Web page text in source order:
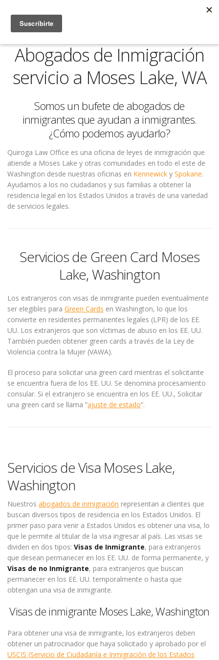
Abogados de Inmigración
servicio a Moses Lake, WA
Somos un bufete de abogados de
inmigrantes que ayudan a inmigrantes.
¿Cómo podemos ayudarlo?
Quiroga Law Office es una oficina de leyes de inmigración que
atiende a Moses Lake y otras comunidades en todo el este de
Washington desde nuestras oficinas en Kennewick y Spokane.
Ayudamos a los no ciudadanos y sus familias a obtener la
residencia legal en los Estados Unidos a través de una variedad
de servicios legales.
Servicios de Green Card Moses
Lake, Washington
Los extranjeros con visas de inmigrante pueden eventualmente
ser elegibles para Green Cards en Washington, lo que los
convierte en residentes permanentes legales (LPR) de los EE.
UU. Los extranjeros que son víctimas de abuso en los EE. UU.
También pueden obtener green cards a través de la Ley de
Violencia contra la Mujer (VAWA).
El proceso para solicitar una green card mientras el solicitante
se encuentra fuera de los EE. UU. Se denomina procesamiento
consular. Si el extranjero se encuentra en los EE. UU., Solicitar
una green card se llama “ajuste de estado“.
Servicios de Visa Moses Lake,
Washington
Nuestros abogados de inmigración representan a clientes que
buscan diversos tipos de residencia en los Estados Unidos. El
primer paso para venir a Estados Unidos es obtener una visa, lo
que le permite al titular de la visa ingresar al país. Las visas se
dividen en dos tipos: Visas de Inmigrante, para extranjeros
que desean permanecer en los EE. UU. de forma permanente, y
Visas de no Inmigrante, para extranjeros que buscan
permanecer en los EE. UU. temporalmente o hasta que
obtengan una visa de inmigrante.
Visas de inmigrante Moses Lake, Washington
Para obtener una visa de inmigrante, los extranjeros deben
obtener un patrocinador que haya solicitado y aprobado por el
USCIS (Servicio de Ciudadanía e Inmigración de los Estados